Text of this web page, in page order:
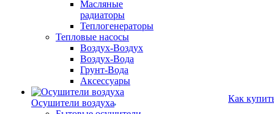
Масляные
радиаторы
Теплогенераторы
Тепловые насосы
Воздух-Воздух
Воздух-Вода
Грунт-Вода
Аксессуары
Осушители воздуха
Как